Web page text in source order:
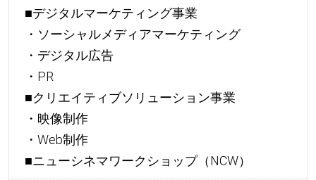
■デジタルマーケティング事業
・ソーシャルメディアマーケティング
・デジタル広告
・PR
■クリエイティブソリューション事業
・映像制作
・Web制作
■ニューシネマワークショップ（NCW）